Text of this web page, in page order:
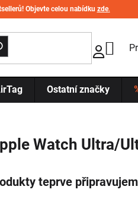
Objevte celou nabídku zde.
Ostatní značky
Watch Ultra/
teprve